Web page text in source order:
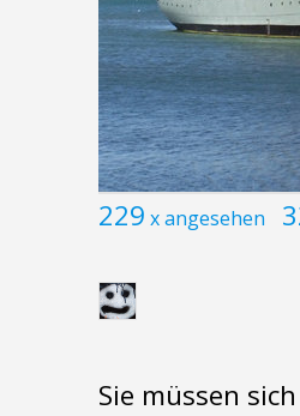
229 x angesehen
Sie müssen